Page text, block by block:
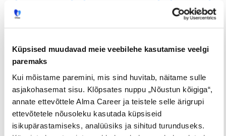
Küpsised muudavad meie veebilehe kasutamise veelgi
paremaks
Kui mõistame paremini, mis sind huvitab, näitame sulle
asjakohasemat sisu. Klõpsates nuppu „Nõustun kõigiga“,
annate ettevõttele Alma Career ja teistele selle ärigrupi
ettevõtetele nõusoleku kasutada küpsiseid
isikupärastamiseks, analüüsiks ja sihitud turunduseks.
Töö
noortele
Prev